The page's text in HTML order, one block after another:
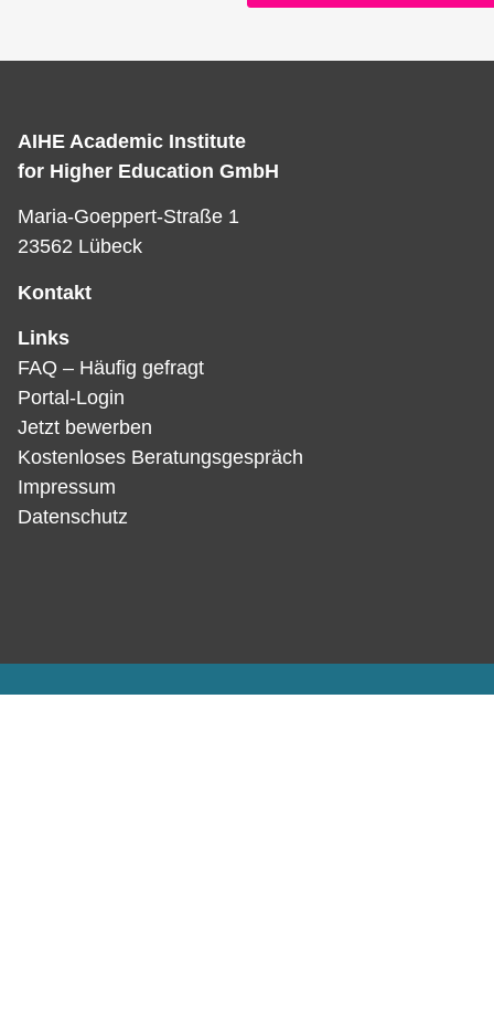
AIHE Academic Institute
for Higher Education GmbH
Maria-Goeppert-Straße 1
23562 Lübeck
Kontakt
Links
FAQ – Häufig gefragt
Portal-Login
Jetzt bewerben
Kostenloses Beratungsgespräch
Impressum
Datenschutz